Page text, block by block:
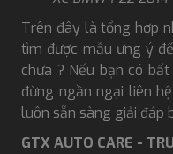
Trên đây là tổng hợp
tìm được mẫu ưng ý
chưa ? Nếu bạn có
đừng ngần ngại liên
luôn sẵn sàng giải đáp
GTX AUTO CARE -